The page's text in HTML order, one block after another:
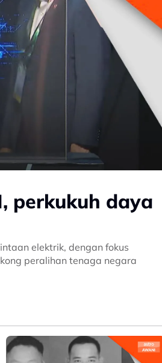
perkukuh daya
elektrik, dengan fokus
peralihan tenaga negara